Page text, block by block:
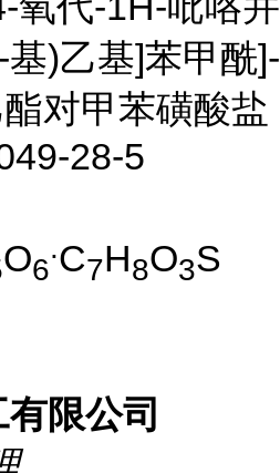
)乙基]苯甲酰]-
对甲苯磺酸盐
28-5
O6
.C7H8O3S
限公司